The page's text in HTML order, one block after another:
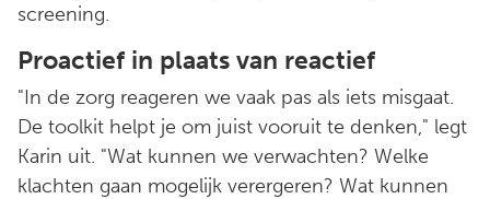
screening.
Proactief in plaats van reactief
"In de zorg reageren we vaak pas als iets misgaat.
De toolkit helpt je om juist vooruit te denken," legt
Karin uit. "Wat kunnen we verwachten? Welke
klachten gaan mogelijk verergeren? Wat kunnen